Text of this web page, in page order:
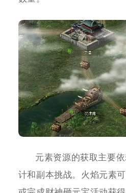
元素资源的获取主要
计和副本挑战。火焰元素